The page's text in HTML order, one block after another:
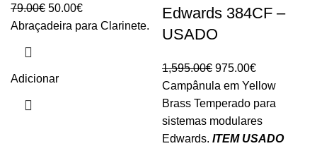
79.00€ O
preço
79.00€.
50.00€O
preço
Abraçadeira para Clarinete.
Adicionar
Edwards 384CF –
USADO
1,595.00€ O
preço
original
era:
1,595.00€.
975.00€O
preço
atual
é:
975.00€.
Campânula em Yellow
Brass Temperado para
sistemas modulares
Edwards. ITEM USADO